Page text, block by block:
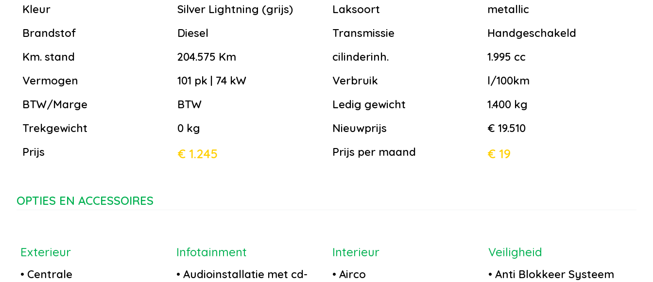
Kleur
Silver Lightning (grijs) Laksoort
metallic
Brandstof
Diesel Transmissie
Handgeschakeld
Km. stand
204.575 Km cilinderinh.
1.995 cc
Vermogen
101 pk | 74 kW Verbruik
l/100km
BTW/Marge
BTW Ledig gewicht
1.400 kg
Trekgewicht
0 kg Nieuwprijs
€ 19.510
Prijs
€ 1.245 Prijs per maand € 19
OPTIES EN ACCESSOIRES
Exterieur
• Centrale
Infotainment
• Audioinstallatie met cd-
Interieur
• Airco
Veiligheid
• Anti Blokkeer Systeem